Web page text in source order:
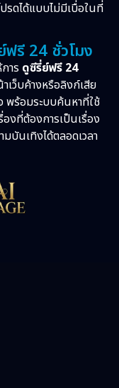
รดได้แบบไม่มีเบื่อในที่
ฟรี 24 ชั่วโมง
าร ดูซีรี่ย์ฟรี 24
ว็บค้างหรือลิงก์เสีย
พร้อมระบบค้นหาที่ใช้
องที่ต้องการเป็นเรื่อง
บันเทิงได้ตลอดเวลา